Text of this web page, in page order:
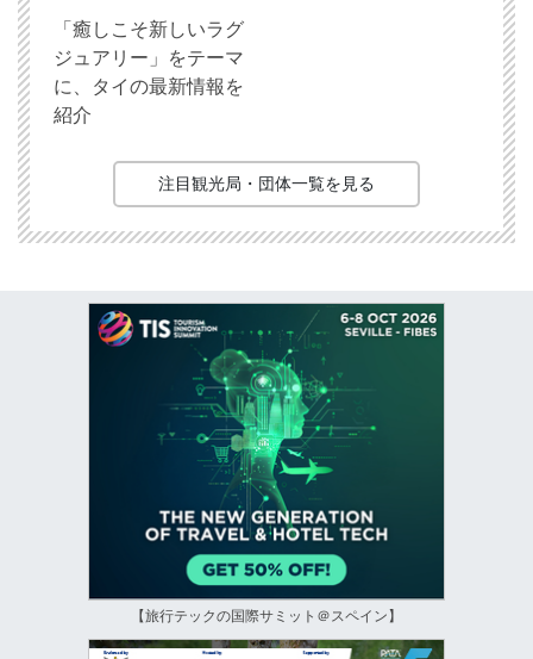
「癒しこそ新しいラグ
ジュアリー」をテーマ
に、タイの最新情報を
紹介
注目観光局・団体一覧を見る
【旅行テックの国際サミット＠スペイン】